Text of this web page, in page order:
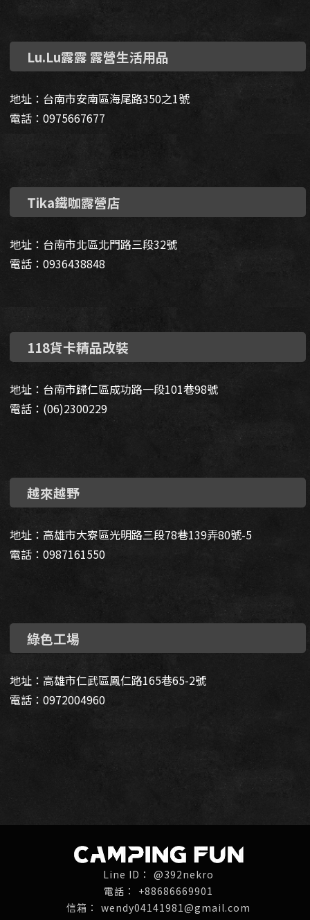
Lu.Lu露露 露營生活用品
地址：台南市安南區海尾路350之1號
電話：0975667677
Tika鐵咖露營店
地址：台南市北區北門路三段32號
電話：0936438848
118貨卡精品改裝
地址：台南市歸仁區成功路一段101巷98號
電話：(06)2300229
越來越野
地址：高雄市大寮區光明路三段78巷139弄80號-5
電話：0987161550
綠色工場
地址：高雄市仁武區鳳仁路165巷65-2號
電話：0972004960
@392nekro
+88686669901
wendy04141981@gmail.com